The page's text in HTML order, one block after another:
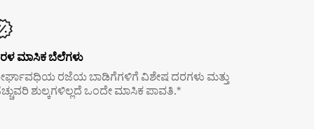
ಮಾಸಿಕ ಬೆಲೆಗಳು
ರಜೆಯ ಬಾಡಿಗೆಗಳಿಗೆ ವಿಶೇಷ ದರಗಳು ಮತ್ತು
ಶುಲ್ಕಗಳಿಲ್ಲದೆ ಒಂದೇ ಮಾಸಿಕ ಪಾವತಿ.*